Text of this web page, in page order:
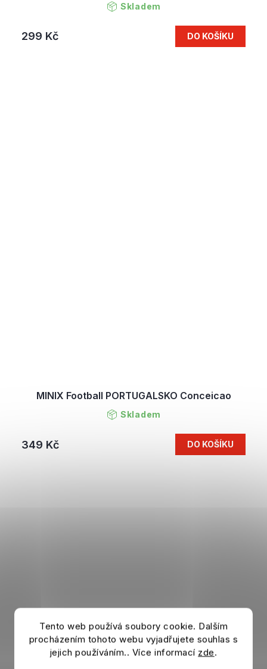
Tento web používá soubory cookie. Dalším
procházením tohoto webu vyjadřujete souhlas s
jejich používáním.. Více informací zde.
Skladem
299 Kč DO KOŠÍKU
MINIX Football PORTUGALSKO Conceicao
Skladem
349 Kč DO KOŠÍKU